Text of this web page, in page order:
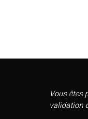
Vous êtes
validation